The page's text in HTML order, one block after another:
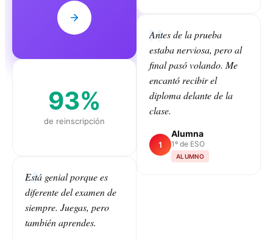
93%
de reinscripción
Está genial porque es
diferente del examen de
siempre. Juegas, pero
también aprendes.
Antes de la prueba
estaba nerviosa, pero al
final pasó volando. Me
encantó recibir el
diploma delante de la
clase.
1
Alumna
1º de ESO
ALUMNO